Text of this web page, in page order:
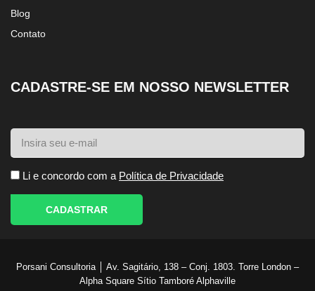
Blog
Contato
CADASTRE-SE EM NOSSO NEWSLETTER
Li e concordo com a Política de Privacidade
CADASTRAR
Porsani Consultoria │ Av. Sagitário, 138 – Conj. 1803. Torre London –
Alpha Square Sítio Tamboré Alphaville